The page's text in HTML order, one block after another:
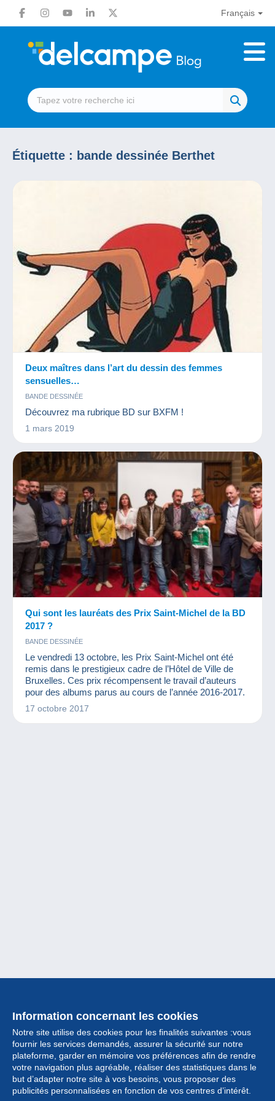
Français
Étiquette : bande dessinée Berthet
Deux maîtres dans l’art du dessin des femmes
sensuelles…
BANDE DESSINÉE
Découvrez ma rubrique BD sur BXFM !
1 mars 2019
Qui sont les lauréats des Prix Saint-Michel de la BD
2017 ?
BANDE DESSINÉE
Le vendredi 13 octobre, les Prix Saint-Michel ont été
remis dans le prestigieux cadre de l’Hôtel de Ville de
Bruxelles. Ces prix récompensent le travail d’auteurs
pour des albums parus au cours de l’année 2016-2017.
17 octobre 2017
Information concernant les cookies
Notre site utilise des cookies pour les finalités suivantes :vous
fournir les services demandés, assurer la sécurité sur notre
plateforme, garder en mémoire vos préférences afin de rendre
votre navigation plus agréable, réaliser des statistiques dans le
but d’adapter notre site à vos besoins, vous proposer des
publicités personnalisées en fonction de vos centres d’intérêt.
Collection